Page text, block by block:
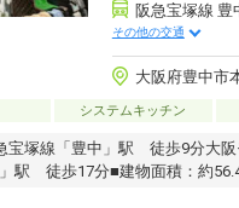
阪急宝塚線 豊
その他の交通
大阪府豊中市
システムキッチン
宝塚線「豊中」駅 徒歩9分大阪
」駅 徒歩17分■建物面積：約